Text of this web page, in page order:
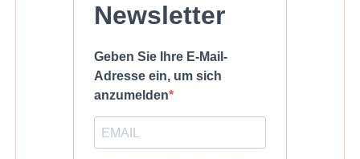
Newsletter
Geben Sie Ihre E-Mail-
Adresse ein, um sich
anzumelden